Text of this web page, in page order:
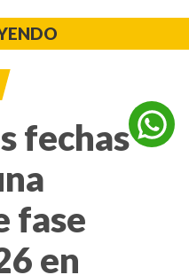
fechas
fase
en